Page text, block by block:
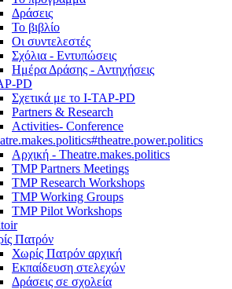
Δράσεις
Το βιβλίο
Οι συντελεστές
Σχόλια - Εντυπώσεις
Ημέρα Δράσης - Αντηχήσεις
PD
Σχετικά με το I-TAP-PD
Partners & Research
Activities- Conference
Αρχική - Theatre.makes.politics
TMP Partners Meetings
TMP Research Workshops
TMP Working Groups
TMP Pilot Workshops
Πατρόν
Χωρίς Πατρόν αρχική
Εκπαίδευση στελεχών
Δράσεις σε σχολεία